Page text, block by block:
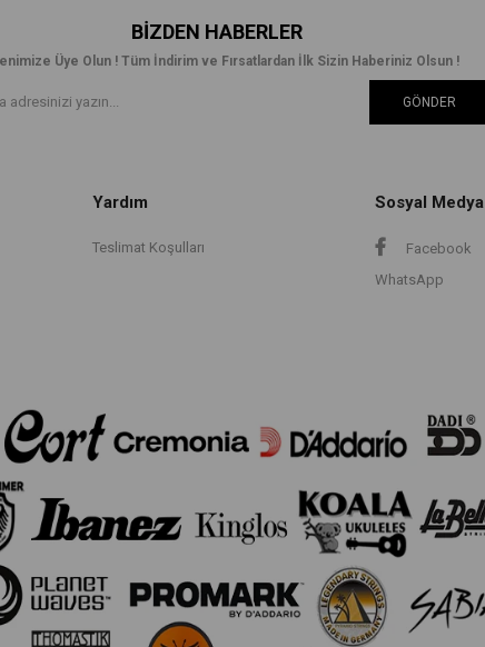
BIZDEN HABERLER
Üye Olun ! Tüm İndirim ve Fırsatlardan İlk Sizin Haberiniz Olsun !
GÖNDER
Yardım
Teslimat Koşulları
Sosyal Medya
Facebook
WhatsApp